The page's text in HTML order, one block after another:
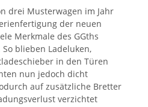
drei Musterwagen im Jahr
der neuen
Merkmale des GGths
blieben Ladeluken,
in den Türen
nun jedoch dicht
auf zusätzliche Bretter
verzichtet